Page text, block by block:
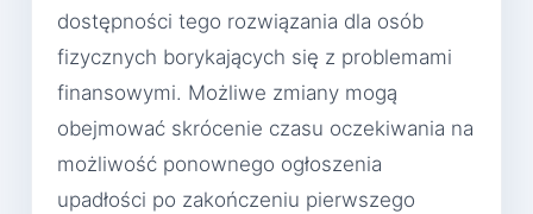
dostępności tego rozwiązania dla osób
fizycznych borykających się z problemami
finansowymi. Możliwe zmiany mogą
obejmować skrócenie czasu oczekiwania na
możliwość ponownego ogłoszenia
upadłości po zakończeniu pierwszego